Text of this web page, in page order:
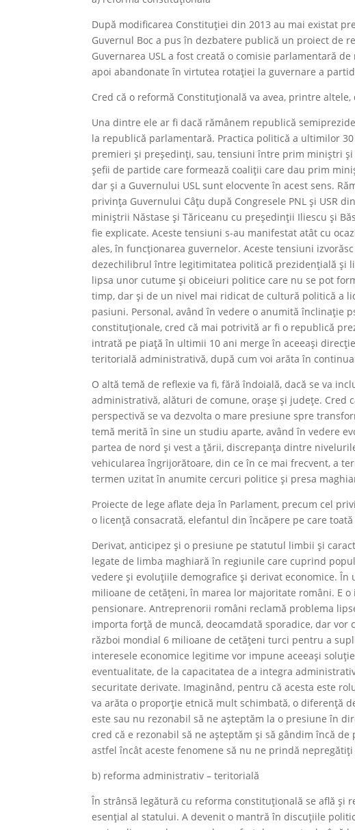
După modificarea Constituției din 2013 au mai existat
Guvernul Boc a pus în dezbatere publică un proiect de
Guvernarea USL a fost creată o comisie parlamentară
apoi abandonate în virtutea rotației la guvernare a
Cred că o reformă Constituțională va avea, printre
Una dintre ele ar fi dacă rămânem republică
la republică parlamentară. Practica politică a ultimilor
premieri și președinți, sau, tensiuni între prim miniștri
șefii de partide care formează coaliții care dau prim
dar și a Guvernului USL sunt elocvente în acest sens.
privința Guvernului Câțu după Congresele PNL și USR
miniștrii Năstase și Tăriceanu cu președinții Iliescu și
fie explicate. Aceste tensiuni s-au manifestat atât cu
ales, în funcționarea guvernelor. Aceste tensiuni
dezechilibrul între legitimitatea politică prezidențială și
lipsa unor cutume și obiceiuri politice care nu se pot
timp, dar și de un nivel mai ridicat de cultură politică a
pasiuni. Personal, având în vedere o anumită înclinație
constituționale, cred că mai potrivită ar fi o republică
intrată pe piață în ultimii 10 ani merge în aceeași
teritorială administrativă, după cum voi arăta în
O altă temă de reflexie va fi, fără îndoială, dacă se va
administrativă, alături de comune, orașe și județe. Cred
perspectivă se va dezvolta o mare presiune spre
temă merită în sine un studiu aparte, având în vedere
partea de nord și vest a țării, discrepanța dintre
vehicularea îngrijorătoare, din ce în ce mai frecvent, a
termen uzitat în anumite cercuri politice și presa
Proiecte de lege aflate deja în Parlament, precum cel
o licență consacrată, elefantul din încăpere pe care
Derivat, anticipez și o presiune pe statutul limbii și
legate de limba maghiară în regiunile care cuprind
vedere și evoluțiile demografice și derivat economice.
milioane de cetățeni, în marea lor majoritate români. E
pensionare. Antreprenorii români reclamă problema
importa forță de muncă, deocamdată sporadice, dar
război mondial 6 milioane de cetățeni turci pentru a
interesele economice legitime vor impune aceeași
eventualitate, de la capacitatea de a integra
securitate derivate. Imaginând, pentru că acesta este
va arăta o proporție etnică mult schimbată, o diferență
este sau nu rezonabil să ne așteptăm la o presiune în
cred că e rezonabil să ne așteptăm și să gândim încă
astfel încât aceste fenomene să nu ne prindă
b) reforma administrativ – teritorială
În strânsă legătură cu reforma constituțională se află
esențial al statului. A devenit o mantră în discuțiile